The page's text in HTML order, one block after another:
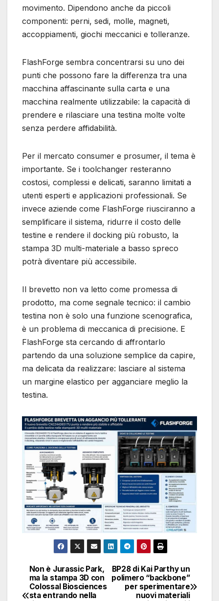
movimento. Dipendono anche da piccoli
componenti: perni, sedi, molle, magneti,
accoppiamenti, giochi meccanici e tolleranze.
FlashForge sembra concentrarsi su uno dei
punti che possono fare la differenza tra una
macchina affascinante sulla carta e una
macchina realmente utilizzabile: la capacità di
prendere e rilasciare una testina molte volte
senza perdere affidabilità.
Per il mercato consumer e prosumer, il tema è
importante. Se i toolchanger resteranno
costosi, complessi e delicati, saranno limitati a
utenti esperti e applicazioni professionali. Se
invece aziende come FlashForge riusciranno a
semplificare il sistema, ridurre il costo delle
testine e rendere il docking più robusto, la
stampa 3D multi-materiale a basso spreco
potrà diventare più accessibile.
Il brevetto non va letto come promessa di
prodotto, ma come segnale tecnico: il cambio
testina non è solo una funzione scenografica,
è un problema di meccanica di precisione. E
FlashForge sta cercando di affrontarlo
partendo da una soluzione semplice da capire,
ma delicata da realizzare: lasciare al sistema
un margine elastico per agganciare meglio la
testina.
Navigazione
articoli
BP28 di Kai Parthy un
polimero “backbone”
per sperimentare
nuovi materiali
Non è Jurassic Park,
ma la stampa 3D con
Colossal Biosciences
sta entrando nella